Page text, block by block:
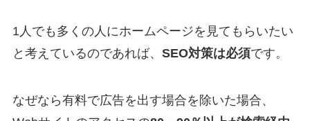
1人でも多くの人にホームページを見てもらいたい
と考えているのであれば、 SEO対策は必須です。
なぜなら有料で広告を出す場合を除いた場合、